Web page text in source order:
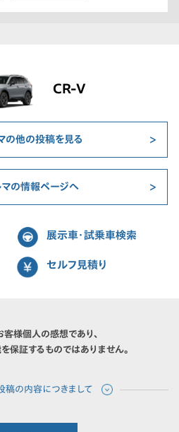
CR-V
の他の投稿を見る
マの情報ページへ
展示車・試乗車検索
セルフ見積り
客様個人の感想であり、
保証するものではありません。